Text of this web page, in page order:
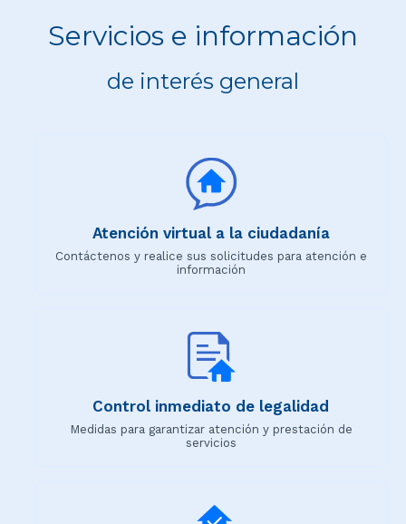
Servicios e información
de interés general
Atención virtual a la ciudadanía
Contáctenos y realice sus solicitudes para atención e
información
Control inmediato de legalidad
Medidas para garantizar atención y prestación de
servicios